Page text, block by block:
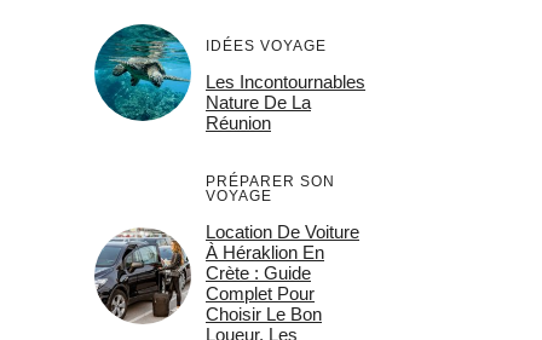
IDÉES VOYAGE
Les Incontournables
Nature De La
Réunion
PRÉPARER SON
VOYAGE
Location De Voiture
À Héraklion En
Crète : Guide
Complet Pour
Choisir Le Bon
Loueur, Les